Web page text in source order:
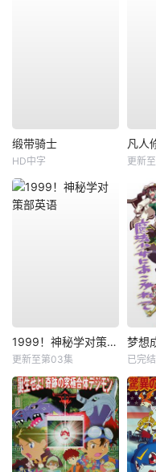
缎带骑士
HD中字
凡人
更新
1999！神秘学对策部英语
更新至第03集
梦想
已完结